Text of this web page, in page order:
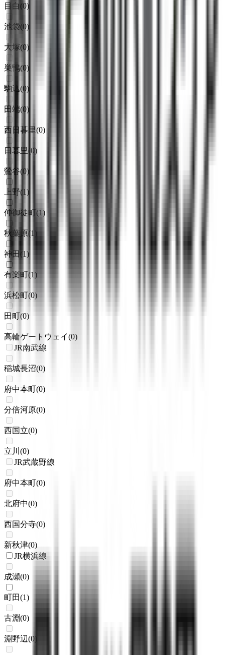
目白 (0)
池袋(0)
大塚(0)
巣鴨(0)
駒込(0)
田端(0)
西日暮里(0)
日暮里(0)
鶯谷(0)
上野(1)
仲御徒町(1)
秋葉原(1 )
神田 (1)
有楽町(1)
浜松町(0)
田町(0)
高輪ゲートウェイ(0)
JR南武線
稲城長沼(0)
府中本町(0)
分倍河原(0)
西国立(0)
立川 (0)
JR武蔵野線
府中本町(0)
北府中(0)
西国分寺(0)
新秋津(0)
JR横浜線
成瀬(0)
町田(1)
古淵(0)
淵野辺(0